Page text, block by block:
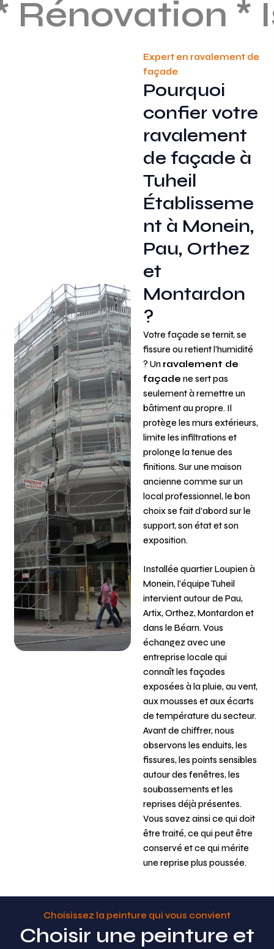
*
Expert en ravalement de
façade
Pourquoi
confier votre
ravalement
de façade à
Tuheil
Établisseme
nt à Monein,
Pau, Orthez
et
Montardon
?
Votre façade se ternit, se
fissure ou retient l’humidité
? Un ravalement de
façade ne sert pas
seulement à remettre un
bâtiment au propre. Il
protège les murs extérieurs,
limite les infiltrations et
prolonge la tenue des
finitions. Sur une maison
ancienne comme sur un
local professionnel, le bon
choix se fait d’abord sur le
support, son état et son
exposition.
Installée quartier Loupien à
Monein, l’équipe Tuheil
intervient autour de Pau,
Artix, Orthez, Montardon et
dans le Béarn. Vous
échangez avec une
entreprise locale qui
connaît les façades
exposées à la pluie, au vent,
aux mousses et aux écarts
de température du secteur.
Avant de chiffrer, nous
observons les enduits, les
fissures, les points sensibles
autour des fenêtres, les
soubassements et les
reprises déjà présentes.
Vous savez ainsi ce qui doit
être traité, ce qui peut être
conservé et ce qui mérite
une reprise plus poussée.
Choisissez la peinture qui vous convient
Choisir une peinture et